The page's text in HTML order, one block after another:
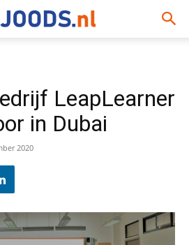
LeapLearner
in Dubai
2020